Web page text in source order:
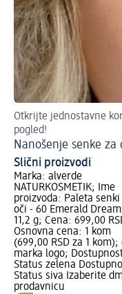
Otkrijte jednostavne
pogled!
Nanošenje senke za
Slični proizvodi
Marka: alverde
NATURKOSMETIK; Ime
proizvoda: Paleta senki
oči - 60 Emerald
11,2 g; Cena: 699,00
Osnovna cena: 1 kom
(699,00 RSD za 1 kom);
marka logo;
Status zelena
Status siva Izaberite
prodavnicu